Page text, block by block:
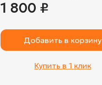
1 800 ₽
Добавить в корзину
Купить в 1 клик